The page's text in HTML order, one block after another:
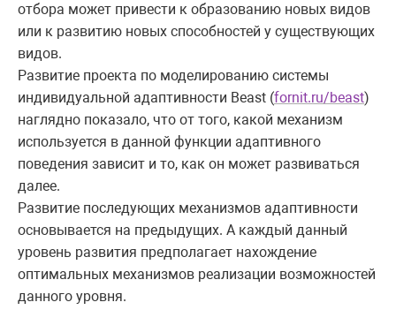
отбора может привести к образованию новых видов
или к развитию новых способностей у существующих
видов.
Развитие проекта по моделированию системы
индивидуальной адаптивности Beast (fornit.ru/beast)
наглядно показало, что от того, какой механизм
используется в данной функции адаптивного
поведения зависит и то, как он может развиваться
далее.
Развитие последующих механизмов адаптивности
основывается на предыдущих. А каждый данный
уровень развития предполагает нахождение
оптимальных механизмов реализации возможностей
данного уровня.